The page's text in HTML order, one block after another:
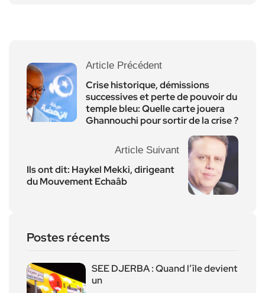
Article Précédent
Crise historique, démissions
successives et perte de pouvoir du
temple bleu: Quelle carte jouera
Ghannouchi pour sortir de la crise ?
Article Suivant
Ils ont dit: Haykel Mekki, dirigeant
du Mouvement Echaâb
Postes récents
SEE DJERBA : Quand l’île devient
un